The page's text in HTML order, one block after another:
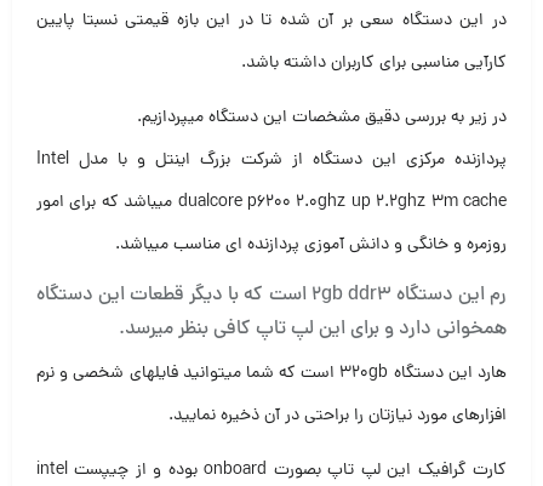
در این دستگاه سعی بر آن شده تا در این بازه قیمتی نسبتا پایین
کارآیی مناسبی برای کاربران داشته باشد.
در زیر به بررسی دقیق مشخصات این دستگاه میپردازیم.
پردازنده مرکزی این دستگاه از شرکت بزرگ اینتل و با مدل Intel
dualcore p6200 2.0ghz up 2.2ghz 3m cache میباشد که برای امور
روزمره و خانگی و دانش آموزی پردازنده ای مناسب میباشد.
رم این دستگاه ۲gb ddr3 است که با دیگر قطعات این دستگاه
همخوانی دارد و برای این لپ تاپ کافی بنظر میرسد.
هارد این دستگاه ۳۲۰gb است که شما میتوانید فایلهای شخصی و نرم
افزارهای مورد نیازتان را براحتی در آن ذخیره نمایید.
کارت گرافیک این لپ تاپ بصورت onboard بوده و از چیپست intel